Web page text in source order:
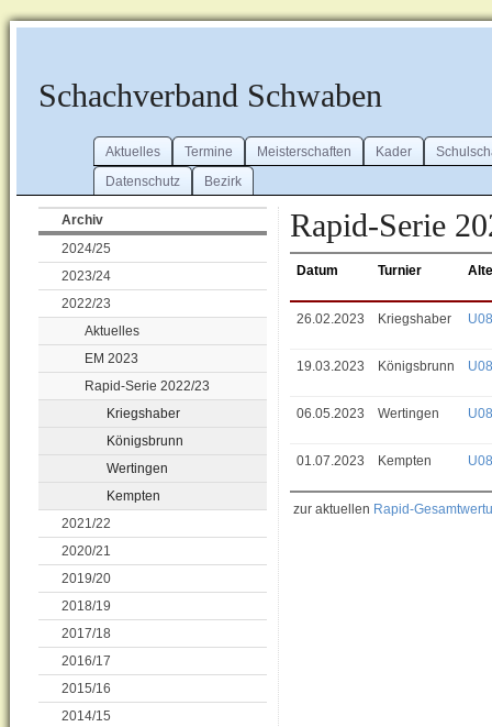
Schachverband Schwaben
Aktuelles Termine Meisterschaften Kader
Datenschutz
Bezirk
Archiv
2024/25
2023/24
2022/23
Aktuelles
EM 2023
Rapid-Serie 2022/23
Kriegshaber
Königsbrunn
Wertingen
Kempten
2021/22
2020/21
2019/20
2018/19
2017/18
2016/17
2015/16
2014/15
Rapid-Serie
Datum Turnier
26.02.2023 Kriegshaber U08
19.03.2023 Königsbrunn U08
06.05.2023 Wertingen U08
01.07.2023 Kempten U08
zur aktuellen Rapid-